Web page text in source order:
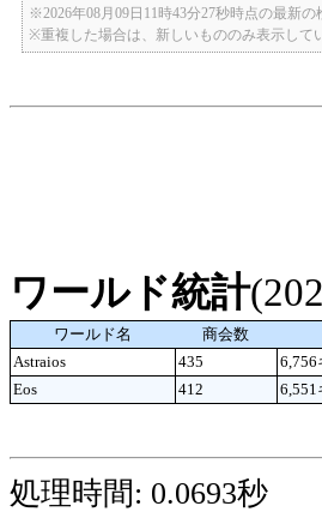
※2026年08月09日11時43分27秒時点の最新の
※重複した場合は、新しいもののみ表示して
ワールド統計
ワールド名 商会数
Astraios
435 6,756
Eos
412 6,551
処理時間: 0.0693秒